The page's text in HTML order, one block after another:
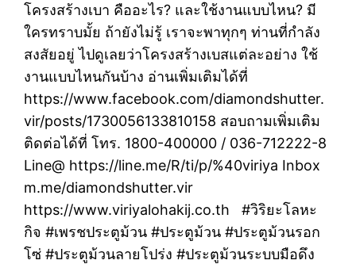
โครงสร้างเบา คืออะไร? และใช้งานแบบไหน? มี
ใครทราบมั้ย ถ้ายังไม่รู้ เราจะพาทุกๆ ท่านที่กำลัง
สงสัยอยู่ ไปดูเลยว่าโครงสร้างเบสแต่ละอย่าง ใช้
งานแบบไหนกันบ้าง อ่านเพิ่มเติมได้ที่
https://www.facebook.com/diamondshutter.
vir/posts/1730056133810158 สอบถามเพิ่มเติม
ติดต่อได้ที่ โทร. 1800-400000 / 036-712222-8
Line@ https://line.me/R/ti/p/%40viriya Inbox
m.me/diamondshutter.vir
https://www.viriyalohakij.co.th #วิริยะโลหะ
กิจ #เพรชประตูม้วน #ประตูม้วน #ประตูม้วนรอก
โซ่ #ประตูม้วนลายโปร่ง #ประตูม้วนระบบมือดึง